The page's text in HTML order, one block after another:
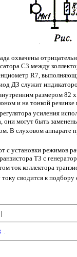
охвачены
С3 между
R7,
ДЗ служит
размером 82
и на тонкой
усиления
могут быть заменены
слуховом аппарате
с установки режимов
Т3 с
ток коллектора
сводится к